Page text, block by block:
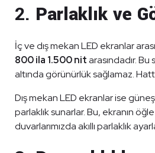
2. Parlaklık ve
İç ve dış mekan LED ekranlar
800 ila 1.500 nitarasındadır.
altında görünürlük sağlamaz.
Dış mekan LED ekranlar ise
parlaklık sunarlar. Bu, ekranın
duvarlarımızda akıllı parlaklık